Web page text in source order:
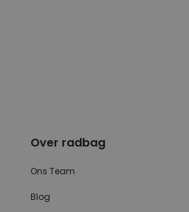
Over radbag
Ons Team
Blog